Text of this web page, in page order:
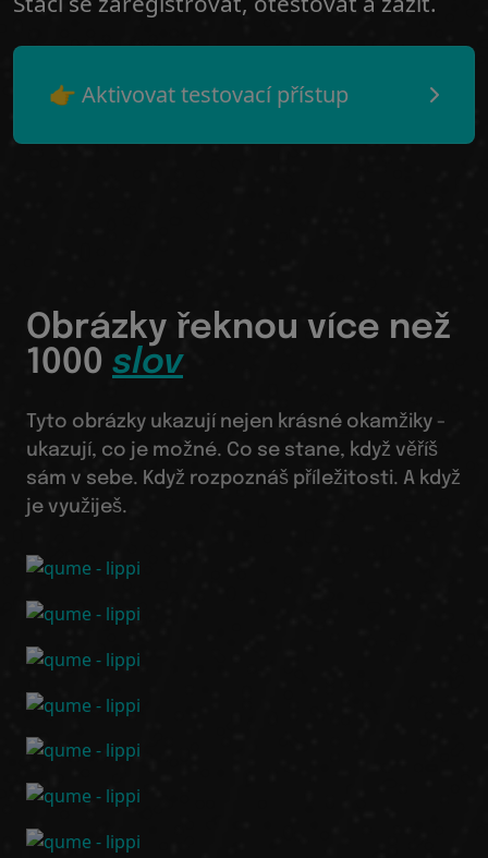
👉 Aktivovat testovací přístup
Obrázky řeknou více než
1000 slov
Tyto obrázky ukazují nejen krásné okamžiky -
ukazují, co je možné. Co se stane, když věříš
sám v sebe. Když rozpoznáš příležitosti. A když
je využiješ.